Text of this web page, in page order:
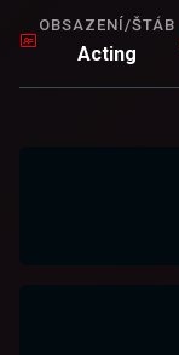
OBSAZENÍ/ŠTÁB
Acting